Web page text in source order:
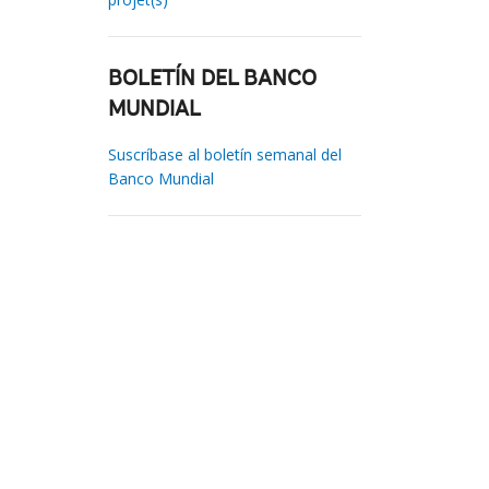
BOLETÍN DEL BANCO
MUNDIAL
Suscríbase al boletín semanal del
Banco Mundial